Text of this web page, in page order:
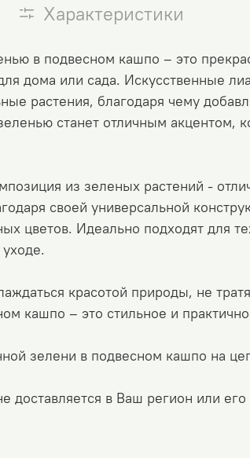
Характеристики
в подвесном кашпо – это
дома или сада. Искусственные
растения, благодаря чему
станет отличным акцентом,
из зеленых растений -
своей универсальной
цветов. Идеально подходят для
красотой природы, не
кашпо – это стильное и
зелени в подвесном кашпо на
доставляется в Ваш регион или